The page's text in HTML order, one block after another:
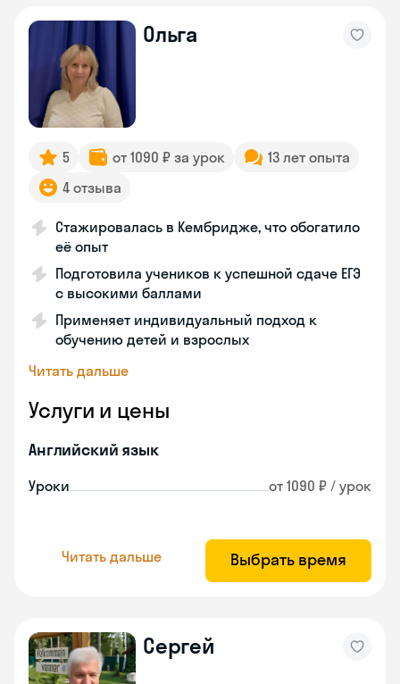
Ольга
5 от 1090 ₽ за урок
13 лет опыта
4 отзыва
Стажировалась в Кембридже, что обогатило
её опыт
Подготовила учеников к успешной сдаче ЕГЭ
с высокими баллами
Применяет индивидуальный подход к
обучению детей и взрослых
Читать дальше
Услуги и цены
Английский язык
Уроки от 1090 ₽ / урок
Читать дальше Выбрать время
Сергей